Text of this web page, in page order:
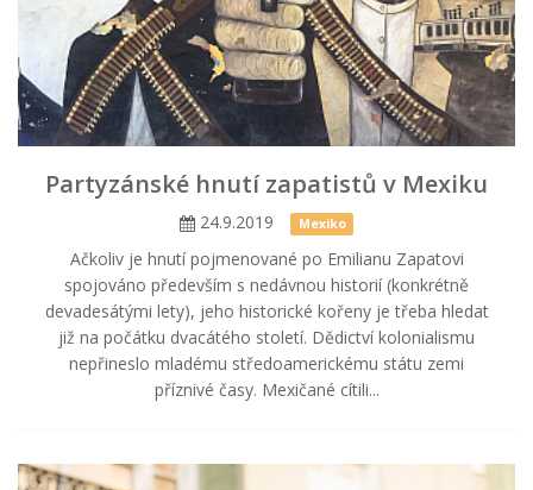
Partyzánské hnutí zapatistů v Mexiku
24.9.2019 Mexiko
Ačkoliv je hnutí pojmenované po Emilianu Zapatovi
spojováno především s nedávnou historií (konkrétně
devadesátými lety), jeho historické kořeny je třeba hledat
již na počátku dvacátého století. Dědictví kolonialismu
nepřineslo mladému středoamerickému státu zemi
příznivé časy. Mexičané cítili...